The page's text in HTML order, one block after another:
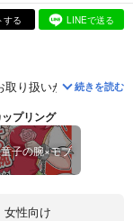
する LINEで送る
取り扱いがございます
続きを読む
プリング
子の腕×モブ
女性向け